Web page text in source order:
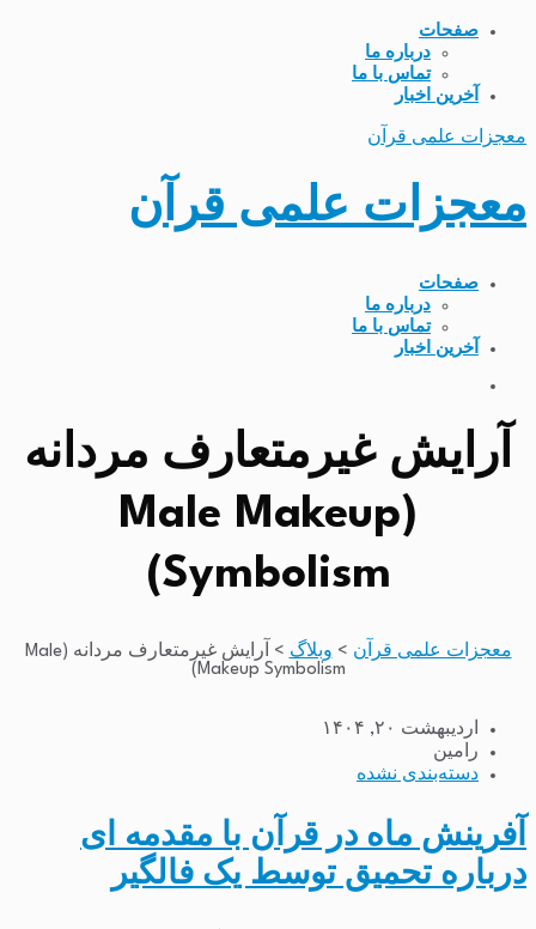
صفحات
درباره ما
تماس با ما
آخرین اخبار
معجزات علمی قرآن
معجزات علمی قرآن
صفحات
درباره ما
تماس با ما
آخرین اخبار
آرایش غیرمتعارف مردانه
(Male Makeup
Symbolism)
معجزات علمی قرآن > وبلاگ >
آرایش غیرمتعارف مردانه (Male
Makeup Symbolism)
اردیبهشت ۲۰, ۱۴۰۴
رامین
دسته‌بندی نشده
آفرینش ماه در قرآن با مقدمه ای
درباره تحمیق توسط یک فالگیر